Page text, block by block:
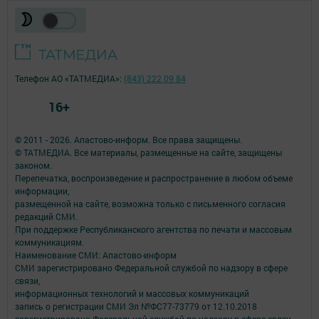
© 2011 - 2026. Апастово-информ. Все права защищены.
© ТАТМЕДИА. Все материалы, размещенные на сайте, защищены
законом.
Перепечатка, воспроизведение и распространение в любом объеме
информации,
размещенной на сайте, возможна только с письменного согласия
редакций СМИ.
При поддержке Республиканского агентства по печати и массовым
коммуникациям.
Наименование СМИ: Апастово-информ
СМИ зарегистрировано Федеральной службой по надзору в сфере
связи,
информационных технологий и массовых коммуникаций
запись о регистрации СМИ Эл №ФС77-73779 от 12.10.2018
Телефон АО «ТАТМЕДИА»: (843) 222 09 84
16+